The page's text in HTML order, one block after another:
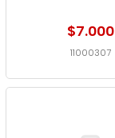
$7.000
11000307